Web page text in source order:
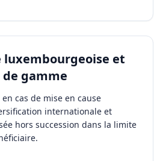
luxembourgeoise et
gamme
cas de mise en cause
internationale et
hors succession dans la limite